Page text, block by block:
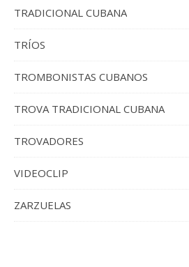
TRADICIONAL CUBANA
TRÍOS
TROMBONISTAS CUBANOS
TROVA TRADICIONAL CUBANA
TROVADORES
VIDEOCLIP
ZARZUELAS